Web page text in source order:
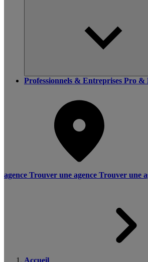
Professionnels & Entreprises Pro &
agence Trouver une agence Trouver une
Accueil